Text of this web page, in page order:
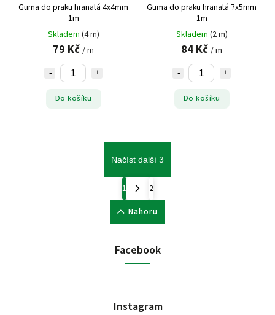
Guma do praku hranatá 4x4mm
1m
Skladem (4 m)
79 Kč / m
Do košíku
Guma do praku hranatá 7x5mm
1m
Skladem (2 m)
84 Kč / m
Do košíku
Načíst další 3
1
2
Nahoru
Facebook
Instagram